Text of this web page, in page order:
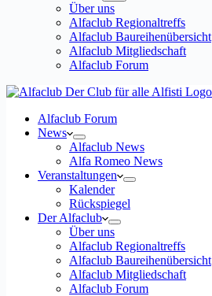
Über uns
Alfaclub Regionaltreffs
Alfaclub Baureihenübersicht
Alfaclub Mitgliedschaft
Alfaclub Forum
Alfaclub Forum
News
Alfaclub News
Alfa Romeo News
Veranstaltungen
Kalender
Rückspiegel
Der Alfaclub
Über uns
Alfaclub Regionaltreffs
Alfaclub Baureihenübersicht
Alfaclub Mitgliedschaft
Alfaclub Forum